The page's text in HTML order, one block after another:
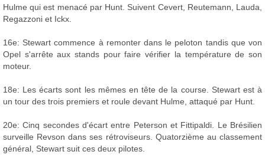
Hulme qui est menacé par Hunt. Suivent Cevert, Reutemann, Lauda,
Regazzoni et Ickx.
16e: Stewart commence à remonter dans le peloton tandis que von
Opel s'arrête aux stands pour faire vérifier la température de son
moteur.
18e: Les écarts sont les mêmes en tête de la course. Stewart est à
un tour des trois premiers et roule devant Hulme, attaqué par Hunt.
20e: Cinq secondes d'écart entre Peterson et Fittipaldi. Le Brésilien
surveille Revson dans ses rétroviseurs. Quatorzième au classement
général, Stewart suit ces deux pilotes.